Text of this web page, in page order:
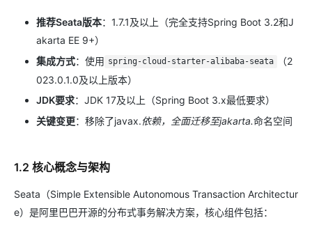
推荐Seata版本：1.7.1及以上（完全支持Spring Boot 3.2和J
akarta EE 9+）
集成方式：使用 spring-cloud-starter-alibaba-seata
（2
023.0.1.0及以上版本）
JDK要求：JDK 17及以上（Spring Boot 3.x最低要求）
关键变更：移除了javax.依赖，全面迁移至jakarta.命名空间
1.2 核心概念与架构
Seata（Simple Extensible Autonomous Transaction Architectur
e）是阿里巴巴开源的分布式事务解决方案，核心组件包括：